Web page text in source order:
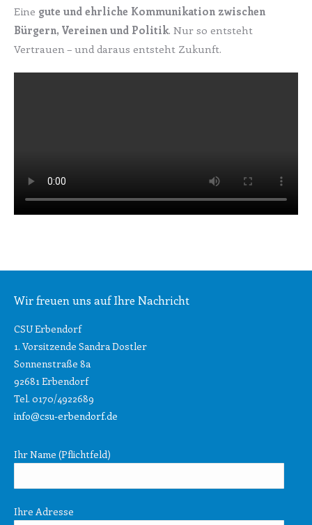
Eine gute und ehrliche Kommunikation zwischen
Bürgern, Vereinen und Politik. Nur so entsteht
Vertrauen – und daraus entsteht Zukunft.
Wir freuen uns auf Ihre Nachricht
CSU Erbendorf
1. Vorsitzende Sandra Dostler
Sonnenstraße 8a
92681 Erbendorf
Tel. 0170/4922689
info@csu-erbendorf.de
Ihr Name (Pflichtfeld)
Ihre Adresse